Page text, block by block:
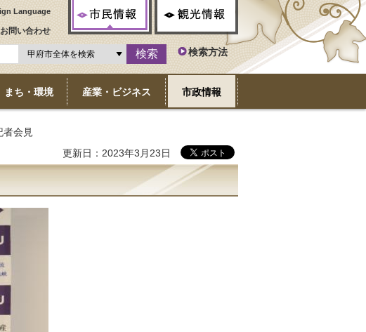
Language
お問い合わせ
検索方法
まち・環境 産業・ビジネス 市政情報
者会見
更新日：2023年3月23日